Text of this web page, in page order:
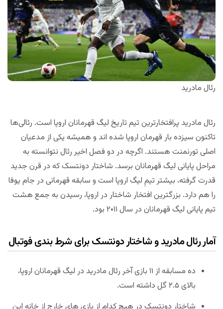
رئال مادرید
رئال مادرید پرافتخارترین تیم تاریخ لیگ قهرمانان اروپا است. رئالی‌ها
تاکنون سیزده بار قهرمان اروپا شده اند و همیشه یکی از مدعیان
اصلی تورنمنت هستند. اگرچه در دو فصل اخیر رئال نتوانسته به
مراحل پایانی لیگ قهرمانان برسد. شاختار دونتسک که در قرن جدید
قدرت گرفته، بیشتر تیمِ لیگ اروپا است و سابقه قهرمانی در جام یوفا
را هم دارد. بزرگترین افتخار شاختار در اروپا، رسیدن به جمع هشت
تیم پایانی لیگ قهرمانان در سال ۲۰۱۱ بود.
آمار رئال مادرید و شاختار دونتسک برای شرط بندی فوتبال
ده مسابقه از ۱۱ بازی آخر رئال مادرید در لیگ قهرمانان اروپا،
بالای ۲.۵ گل داشته است.